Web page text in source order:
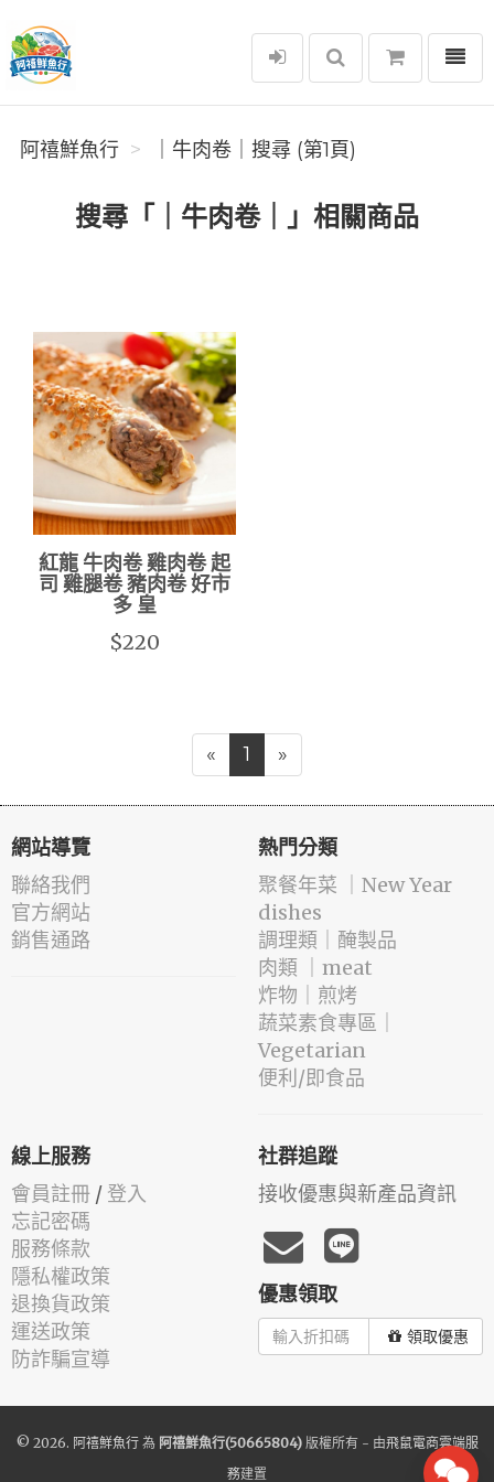
阿禧鮮魚行
選單
阿禧鮮魚行 ｜牛肉卷｜搜尋 (第1頁)
搜尋「｜牛肉卷｜」相關商品
紅龍 牛肉卷 雞肉卷 起
司 雞腿卷 豬肉卷 好市
多 皇
$220
« 1 »
網站導覽
聯絡我們
官方網站
銷售通路
熱門分類
️聚餐年菜 ｜New Year
dishes
️調理類｜醃製品
肉類 ｜meat
️炸物｜煎烤
蔬菜素食專區｜
Vegetarian
便利/即食品
線上服務
會員註冊 / 登入
忘記密碼
服務條款
隱私權政策
退換貨政策
運送政策
防詐騙宣導
社群追蹤
接收優惠與新產品資訊
優惠領取
領取優惠
© 2026. 阿禧鮮魚行為 阿禧鮮魚行(50665804)版權所有 - 由飛鼠電商雲端服
務建置